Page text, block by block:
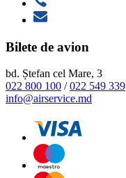
Bilete de avion
bd. Ștefan cel Mare, 3
022 800 100 /022 549 339
info@airservice.md